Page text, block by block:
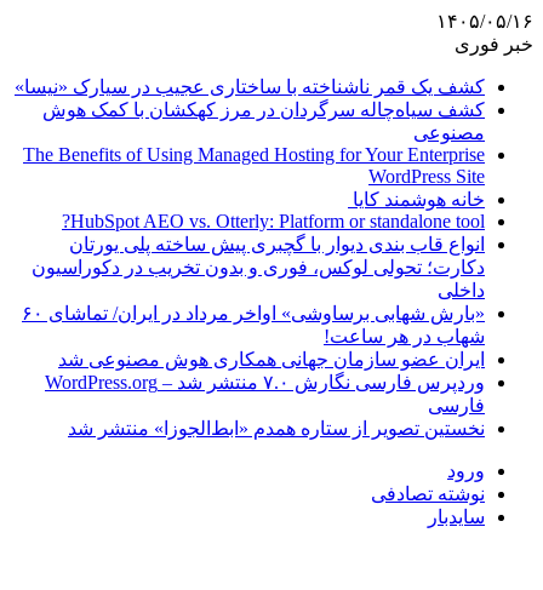
۱۴۰۵/۰۵/۱۶
خبر فوری
کشف یک قمر ناشناخته با ساختاری عجیب در سیارک «نیسا»
کشف سیاه‌چاله سرگردان در مرز کهکشان با کمک هوش
مصنوعی
The Benefits of Using Managed Hosting for Your Enterprise
WordPress Site
خانه هوشمند کایا
HubSpot AEO vs. Otterly: Platform or standalone tool?
انواع قاب بندی دیوار با گچبری پیش ساخته پلی یورتان
دکارت؛ تحولی لوکس، فوری و بدون تخریب در دکوراسیون
داخلی
«بارش شهابی برساوشی» اواخر مرداد در ایران/ تماشای ۶۰
شهاب در هر ساعت!
ایران عضو سازمان جهانی همکاری هوش مصنوعی شد
وردپرس فارسی نگارش ۷.۰ منتشر شد – WordPress.org
فارسی
نخستین تصویر از ستاره همدم «ابط‌الجوزا» منتشر شد
ورود
نوشته تصادفی
سایدبار